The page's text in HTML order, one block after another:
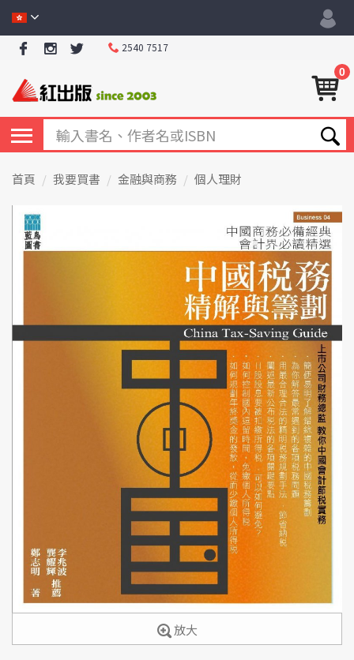
2540 7517
0
首頁 我要買書 金融與商務 個人理財
放大